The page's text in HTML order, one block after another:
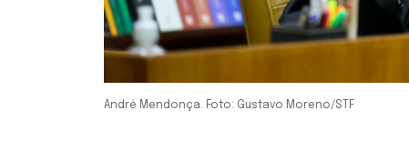
André Mendonça. Foto: Gustavo Moreno/STF